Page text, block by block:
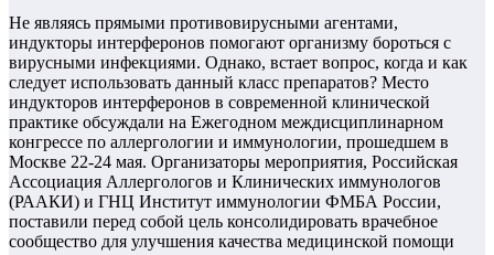
Не являясь прямыми противовирусными агентами,
индукторы интерферонов помогают организму бороться с
вирусными инфекциями. Однако, встает вопрос, когда и как
следует использовать данный класс препаратов? Место
индукторов интерферонов в современной клинической
практике обсуждали на Ежегодном междисциплинарном
конгрессе по аллергологии и иммунологии, прошедшем в
Москве 22-24 мая. Организаторы мероприятия, Российская
Ассоциация Аллергологов и Клинических иммунологов
(РААКИ) и ГНЦ Институт иммунологии ФМБА России,
поставили перед собой цель консолидировать врачебное
сообщество для улучшения качества медицинской помощи